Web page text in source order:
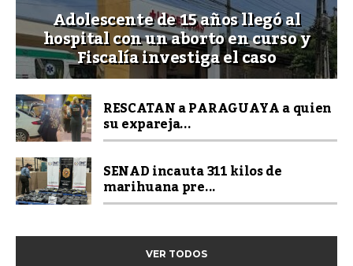
Adolescente de 15 años llegó al
hospital con un aborto en curso y
Fiscalía investiga el caso
RESCATAN a PARAGUAYA a quien
su expareja...
SENAD incauta 311 kilos de
marihuana pre...
VER TODOS